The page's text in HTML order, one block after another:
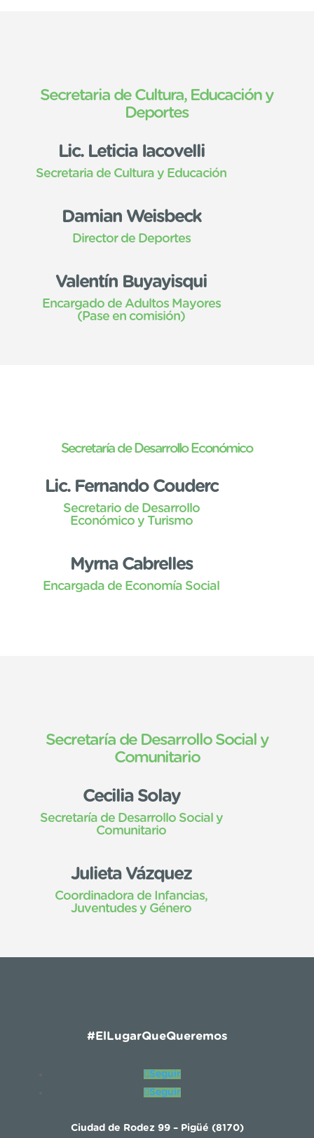
Secretaria de Cultura, Educación y
Deportes
Lic. Leticia Iacovelli
Secretaria de Cultura y Educación
Damian Weisbeck
Director de Deportes
Valentín Buyayisqui
Encargado de Adultos Mayores
(Pase en comisión)
Secretaría de Desarrollo Económico
Lic. Fernando Couderc
Secretario de Desarrollo
Económico y Turismo
Myrna Cabrelles
Encargada de Economía Social
Secretaría de Desarrollo Social y
Comunitario
Cecilia Solay
Secretaría de Desarrollo Social y
Comunitario
Julieta Vázquez
Coordinadora de Infancias,
Juventudes y Género
#ElLugarQueQueremos
Seguir
Seguir
Ciudad de Rodez 99 – Pigüé (8170)